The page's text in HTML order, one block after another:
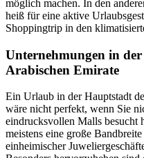
möglich machen. In den
heiß für eine aktive
Shoppingtrip in den
Unternehmungen in
Arabischen Emirate
Ein Urlaub in der Hauptstadt
wäre nicht perfekt, wenn Sie
eindrucksvollen Malls besucht
meistens eine große
einheimischer